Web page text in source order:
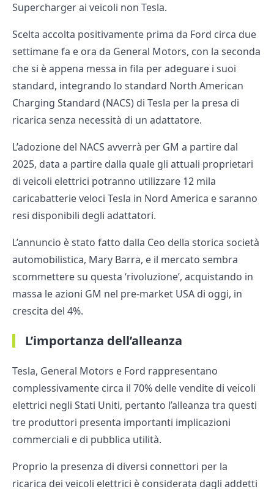
Supercharger ai veicoli non Tesla.
Scelta accolta positivamente prima da Ford circa due
settimane fa e ora da General Motors, con la seconda
che si è appena messa in fila per adeguare i suoi
standard, integrando lo standard North American
Charging Standard (NACS) di Tesla per la presa di
ricarica senza necessità di un adattatore.
L’adozione del NACS avverrà per GM a partire dal
2025, data a partire dalla quale gli attuali proprietari
di veicoli elettrici potranno utilizzare 12 mila
caricabatterie veloci Tesla in Nord America e saranno
resi disponibili degli adattatori.
L’annuncio è stato fatto dalla Ceo della storica società
automobilistica, Mary Barra, e il mercato sembra
scommettere su questa ‘rivoluzione’, acquistando in
massa le azioni GM nel pre-market USA di oggi, in
crescita del 4%.
L’importanza dell’alleanza
Tesla, General Motors e Ford rappresentano
complessivamente circa il 70% delle vendite di veicoli
elettrici negli Stati Uniti, pertanto l’alleanza tra questi
tre produttori presenta importanti implicazioni
commerciali e di pubblica utilità.
Proprio la presenza di diversi connettori per la
ricarica dei veicoli elettrici è considerata dagli addetti